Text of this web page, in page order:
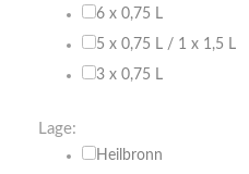
6 x 0,75 L
5 x 0,75 L / 1 x 1,5 L
3 x 0,75 L
Lage:
Heilbronn